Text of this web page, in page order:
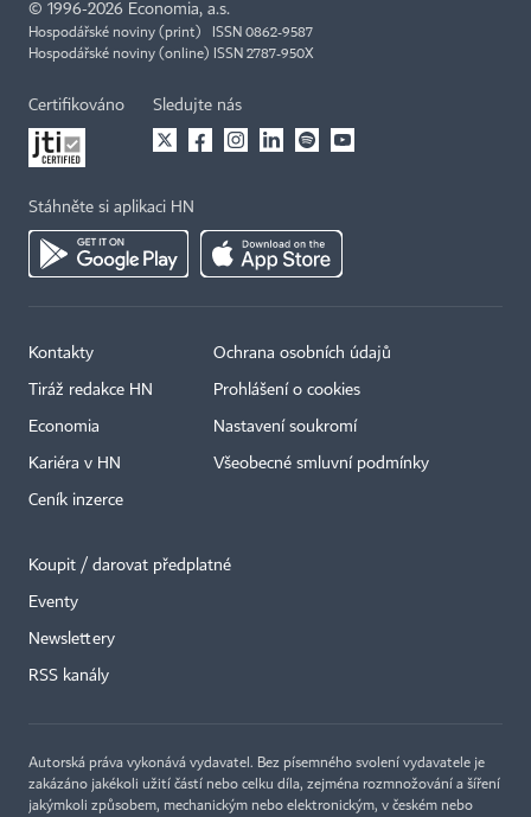
© 1996-2026 Economia, a.s.
Hospodářské noviny (print) ISSN 0862-9587
Hospodářské noviny (online) ISSN 2787-950X
Certifikováno Sledujte nás
Stáhněte si aplikaci HN
Kontakty
Tiráž redakce HN
Economia
Kariéra v HN
Ceník inzerce
Ochrana osobních údajů
Prohlášení o cookies
Nastavení soukromí
Všeobecné smluvní podmínky
Koupit / darovat předplatné
Eventy
Newslettery
RSS kanály
Autorská práva vykonává vydavatel. Bez písemného svolení vydavatele je
zakázáno jakékoli užití částí nebo celku díla, zejména rozmnožování a šíření
jakýmkoli způsobem, mechanickým nebo elektronickým, v českém nebo